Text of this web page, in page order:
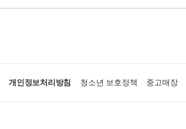
개인정보처리방침 청소년 보호정책 중고매장